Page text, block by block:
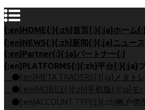
{:en}Partner{:}{:ja}パートナー{:}
{:en}META TRADER5{:}{:ja}メタト